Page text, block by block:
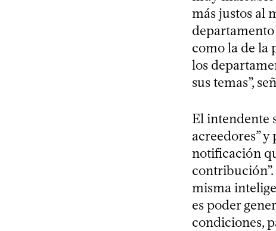
más justos al
como la de la
los
sus temas”,
El intendente
acreedores”
notificación
contribución”.
misma
es poder
condiciones,